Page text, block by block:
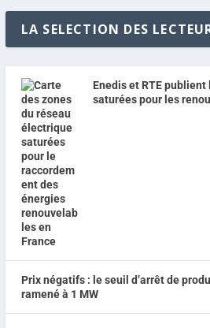
LA SELECTION DES
Enedis et RTE
saturées pour les
Prix négatifs : le seuil d’arrêt de
ramené à 1 MW